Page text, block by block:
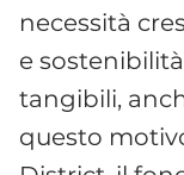
necessità
e
tangibili,
questo